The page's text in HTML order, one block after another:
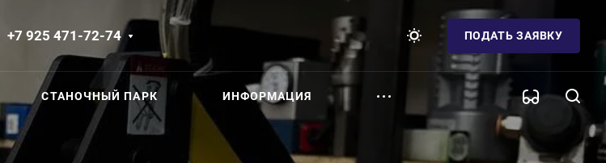
+7 925 471-72-74 ПОДАТЬ ЗАЯВКУ
СТАНОЧНЫЙ ПАРК ИНФОРМАЦИЯ